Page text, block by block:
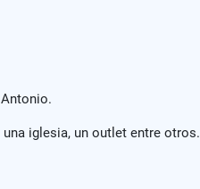
iglesia, un outlet entre otros.